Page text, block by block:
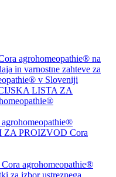
agrohomeopathie® na
in varnostne zahteve za
v Sloveniji
LISTA ZA
PROIZVOD Cora
agrohomeopathie®
za izbor ustreznega